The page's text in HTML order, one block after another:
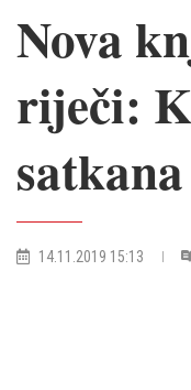
Nova
riječi:
14.11.2019 15:13